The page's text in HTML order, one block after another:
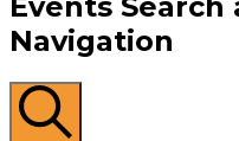
Navigation